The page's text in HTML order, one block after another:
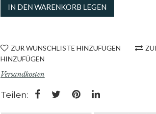
IN DEN WARENKORB LEGEN
ZUR WUNSCHLISTE HINZUFÜGEN
HINZUFÜGEN
Versandkosten
Teilen: